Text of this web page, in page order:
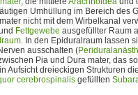
Umhüllung im Bereich des
nicht mit dem Wirbelkanal
Fettgewebe ausgefüllter Raum
. In den Epiduralraum lassen
ausschalten (
Pia und Dura mater, das
Aufsicht dreieckigen Strukturen
cerebrospinalis gefüllten